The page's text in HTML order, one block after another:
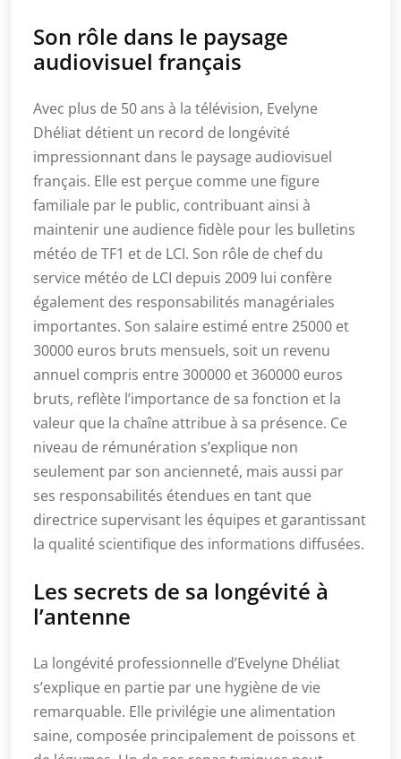
Son rôle dans le paysage
audiovisuel français
Avec plus de 50 ans à la télévision, Evelyne
Dhéliat détient un record de longévité
impressionnant dans le paysage audiovisuel
français. Elle est perçue comme une figure
familiale par le public, contribuant ainsi à
maintenir une audience fidèle pour les bulletins
météo de TF1 et de LCI. Son rôle de chef du
service météo de LCI depuis 2009 lui confère
également des responsabilités managériales
importantes. Son salaire estimé entre 25000 et
30000 euros bruts mensuels, soit un revenu
annuel compris entre 300000 et 360000 euros
bruts, reflète l’importance de sa fonction et la
valeur que la chaîne attribue à sa présence. Ce
niveau de rémunération s’explique non
seulement par son ancienneté, mais aussi par
ses responsabilités étendues en tant que
directrice supervisant les équipes et garantissant
la qualité scientifique des informations diffusées.
Les secrets de sa longévité à
l’antenne
La longévité professionnelle d’Evelyne Dhéliat
s’explique en partie par une hygiène de vie
remarquable. Elle privilégie une alimentation
saine, composée principalement de poissons et